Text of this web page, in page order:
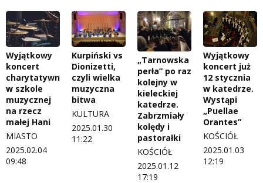
Wyjątkowy
koncert
charytatywny
w szkole
muzycznej
na rzecz
małej Hani
MIASTO
2025.02.04
09:48
Kurpiński vs
Dionizetti,
czyli wielka
muzyczna
bitwa
KULTURA
2025.01.30
11:22
„Tarnowska
perła” po raz
kolejny w
kieleckiej
katedrze.
Zabrzmiały
kolędy i
pastorałki
KOŚCIÓŁ
2025.01.12
17:19
Wyjątkowy
koncert już
12 stycznia
w katedrze.
Wystąpi
„Puellae
Orantes”
KOŚCIÓŁ
2025.01.03
12:19